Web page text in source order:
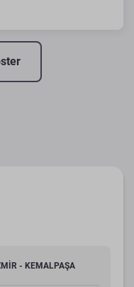
- KEMALPAŞA